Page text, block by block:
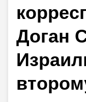
Доган